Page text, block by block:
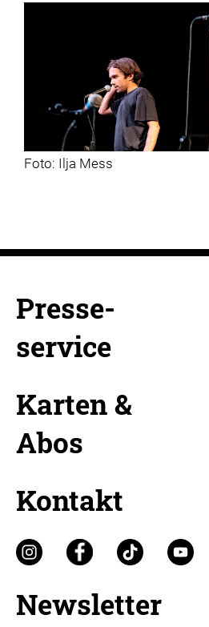
Foto: Ilja Mess
Presse-
service
Karten &
Abos
Kontakt
Newsletter